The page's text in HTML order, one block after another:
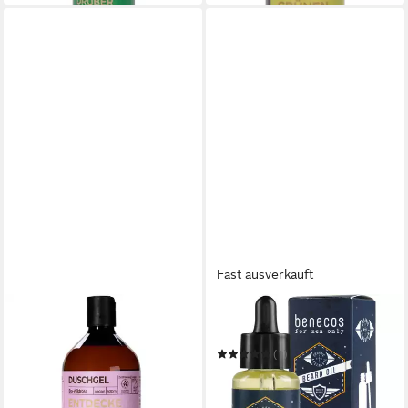
Duschgel Wildrose
(13,98 €/ 1 l)
in 2-3 Werktagen bei dir
Fast ausverkauft
Körperöl Men Beard Oil
(1)
5,99 €
(199,67 €/ 1 l)
in 2-3 Werktagen bei dir